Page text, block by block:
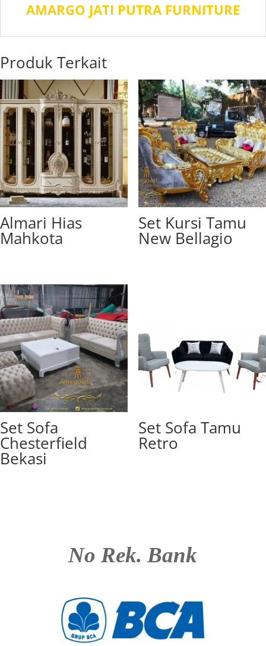
AMARGO JATI PUTRA FURNITURE
Produk Terkait
Almari Hias
Mahkota
Set Kursi Tamu
New Bellagio
Set Sofa
Chesterfield
Bekasi
Set Sofa Tamu
Retro
No Rek. Bank